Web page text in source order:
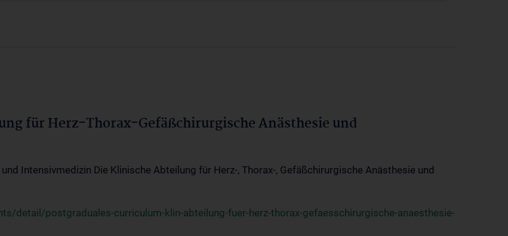
für Herz-Thorax-Gefäßchirurgische Anästhesie und
Intensivmedizin Die Klinische Abteilung für Herz-, Thorax-, Gefäßchirurgische Anästhesie und
detail/postgraduales-curriculum-klin-abteilung-fuer-herz-thorax-gefaesschirurgische-anaesthesie-